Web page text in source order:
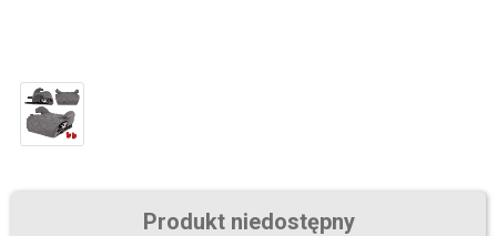
Produkt niedostępny